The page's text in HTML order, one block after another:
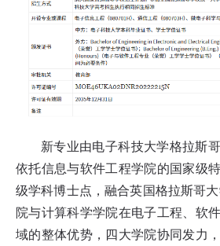
新专业由电子科技大学格拉斯
依托信息与软件工程学院的国家级
级学科博士点，融合英国格拉斯哥
院与计算科学学院在电子工程、软
域的整体优势，四大学院协同发力